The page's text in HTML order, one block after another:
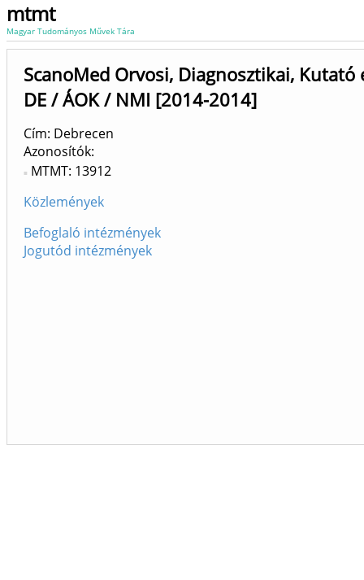
mtmt
Magyar Tudományos Művek Tára
ScanoMed Orvosi, Diagnosztikai, Kutató
DE / ÁOK / NMI [2014-2014]
Cím: Debrecen
Azonosítók
MTMT: 13912
Közlemények
Befoglaló intézmények
Jogutód intézmények